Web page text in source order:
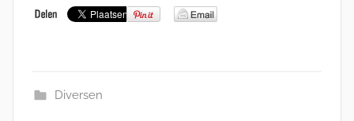
Diversen